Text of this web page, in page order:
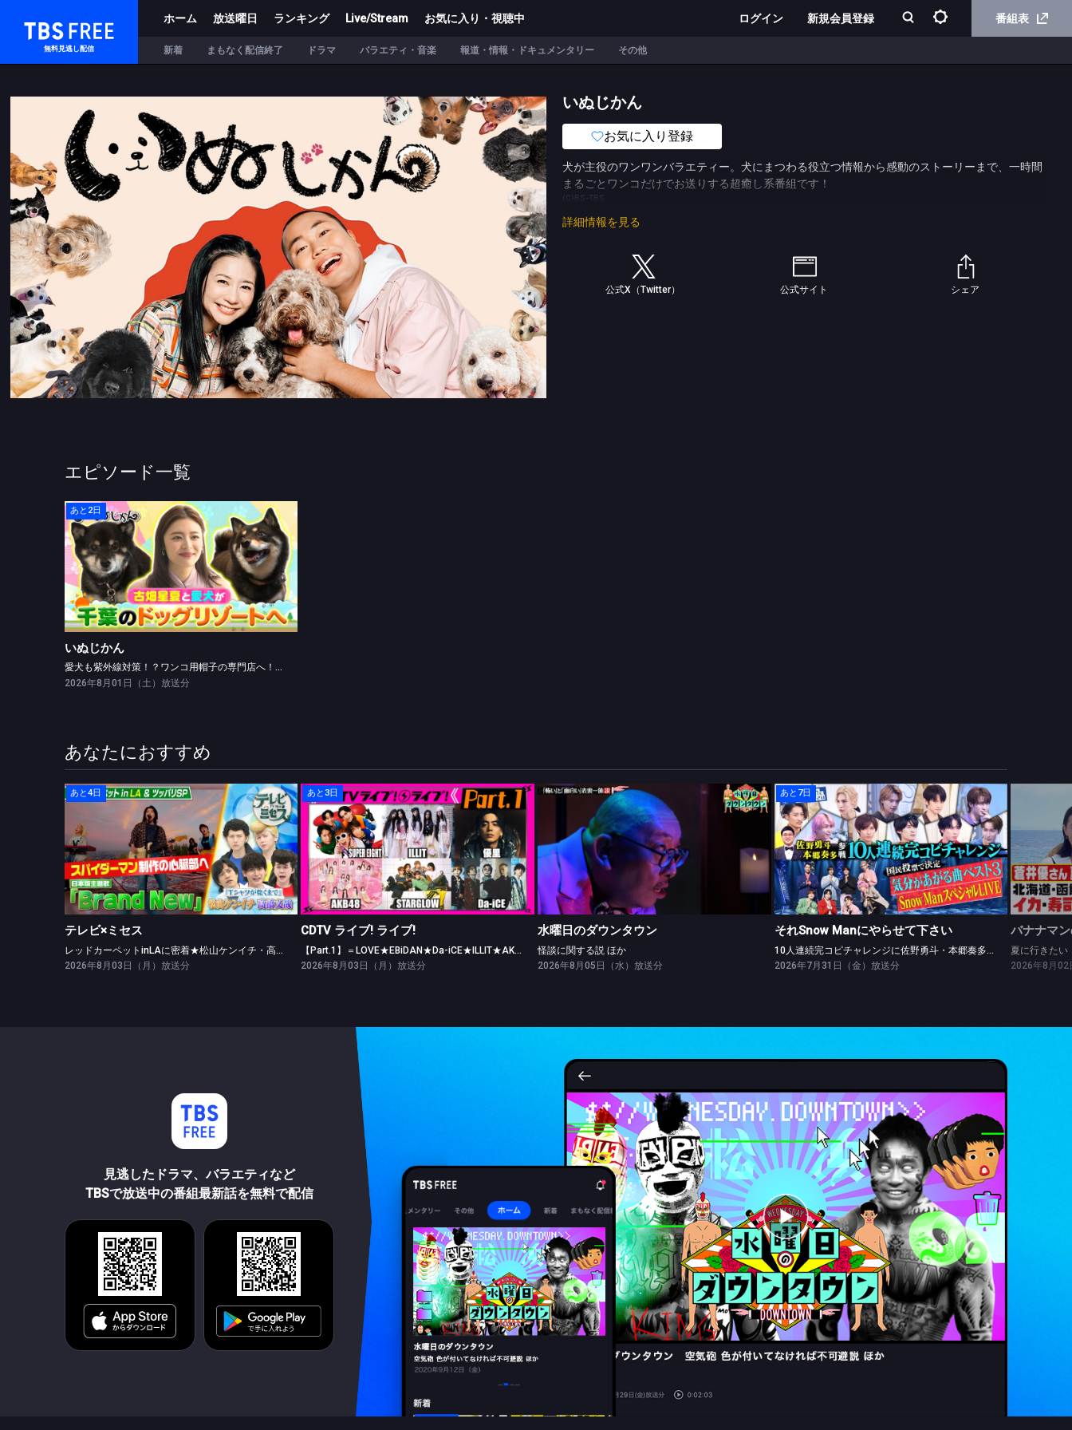
TBS FREE
無料見逃し配信
ホーム 放送曜日 ランキング Live/Stream お気に入り・視聴中 ログイン 新規会員登録 番組表
新着 まもなく配信終了 ドラマ バラエティ・音楽 報道・情報・ドキュメンタリー その他
いぬじかん
お気に入り登録
犬が主役のワンワンバラエティー。犬にまつわる役立つ情報から感動のストーリーまで、一時間
まるごとワンコだけでお送りする超癒し系番組です！
詳細情報を見る
公式X（Twitter） 公式サイト シェア
エピソード一覧
あと2日
いぬじかん
愛犬も紫外線対策！？ワンコ用帽子の専門店へ！ドッグリゾートを紹介
いぬじかん
愛犬も紫外線対策！？ワンコ用帽子の専門店へ！ドッグリゾートを紹介
2026年8月01日（土）放送分
あなたにおすすめ
あと4日
テレビ×ミセス
レッドカーペットinLAに密着★松山ケンイチ・高橋文哉ツッパリ勝負！
テレビ×ミセス
レッドカーペットinLAに密着★松山ケンイチ・高橋文哉ツッパリ勝負！
2026年8月03日（月）放送分
あと3日
CDTV ライブ! ライブ!
【Part.1】＝LOVE★EBiDAN★Da-iCE★ILLIT★AKB48
CDTV ライブ! ライブ!
【Part.1】＝LOVE★EBiDAN★Da-iCE★ILLIT★AKB48
2026年8月03日（月）放送分
水曜日のダウンタウン
怪談に関する説 ほか
水曜日のダウンタウン
怪談に関する説 ほか
2026年8月05日（水）放送分
あと7日
それSnow Manにやらせて下さい
10人連続完コピチャレンジに佐野勇斗・本郷奏多参戦＆Snow Man SPライブ
それSnow Manにやらせて下さい
10人連続完コピチャレンジに佐野勇斗・本郷奏多参戦＆Snow Man SPライブ
2026年7月31日（金）放送分
夏に行きた
バナナマ
2026年8月02
見逃したドラマ、バラエティなど
TBSで放送中の番組最新話を無料で配信